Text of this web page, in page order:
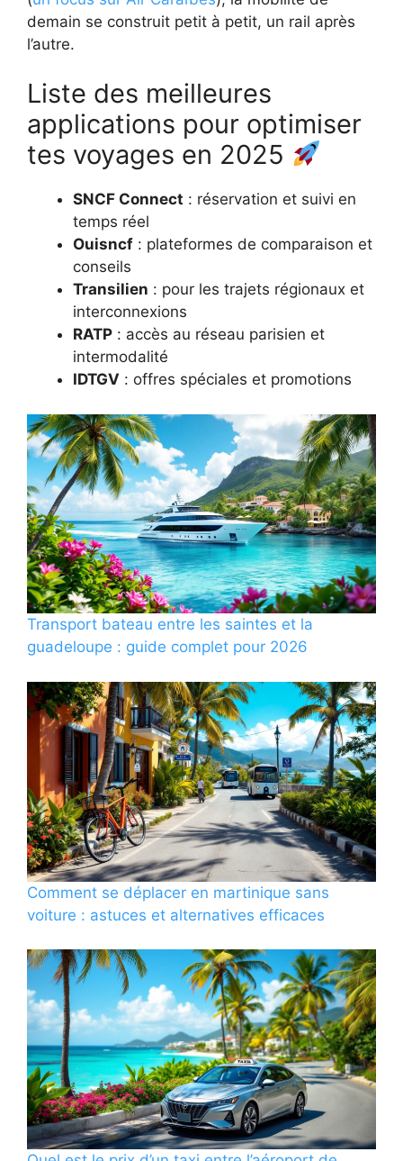
demain se construit petit à petit, un rail après
l’autre.
Liste des meilleures
applications pour optimiser
tes voyages en 2025
SNCF Connect : réservation et suivi en
temps réel
Ouisncf : plateformes de comparaison et
conseils
Transilien : pour les trajets régionaux et
interconnexions
RATP : accès au réseau parisien et
intermodalité
IDTGV : offres spéciales et promotions
Transport bateau entre les saintes et la
guadeloupe : guide complet pour 2026
Comment se déplacer en martinique sans
voiture : astuces et alternatives efficaces